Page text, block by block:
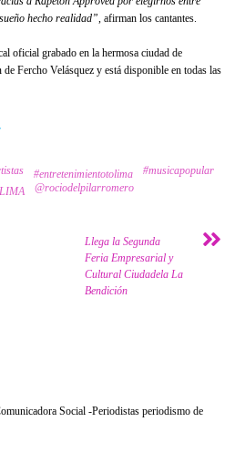
hecho realidad”, afirman los cantantes.
oficial grabado en la hermosa ciudad de
Fercho Velásquez y está disponible en todas las
#entretenimientotolima
#musicapopular
@rociodelpilarromero
Llega la Segunda
Feria Empresarial y
Cultural Ciudadela La
Bendición
Social -Periodistas periodismo de